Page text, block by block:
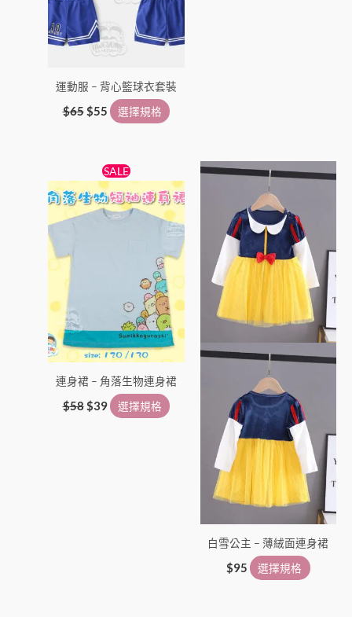
運動服 – 背心籃球衣套裝
$65 $55 選擇規格
選
項
SALE
連身裙 – 角落生物連身裙
$58
始
價
格：
$58。
$39
目
前
價
格：
$39。
選擇規格
產
品
有
多
款
式。
可
在
產
品
頁
白雪公主 – 薄絨面連身裙
$95 選擇規格
此
多
種
款
式。
可
在
產
選
擇
項